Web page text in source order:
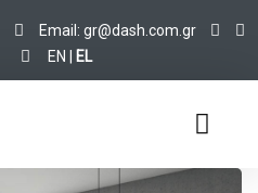
Email: rg.mo
c.hsa
d@rg
EN
EL